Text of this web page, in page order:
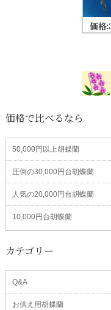
価格で比べるなら
50,000円以上胡蝶蘭
圧倒の30,000円台胡蝶蘭
人気の20,000円台胡蝶蘭
10,000円台胡蝶蘭
カテゴリー
Q&A
お供え用胡蝶蘭